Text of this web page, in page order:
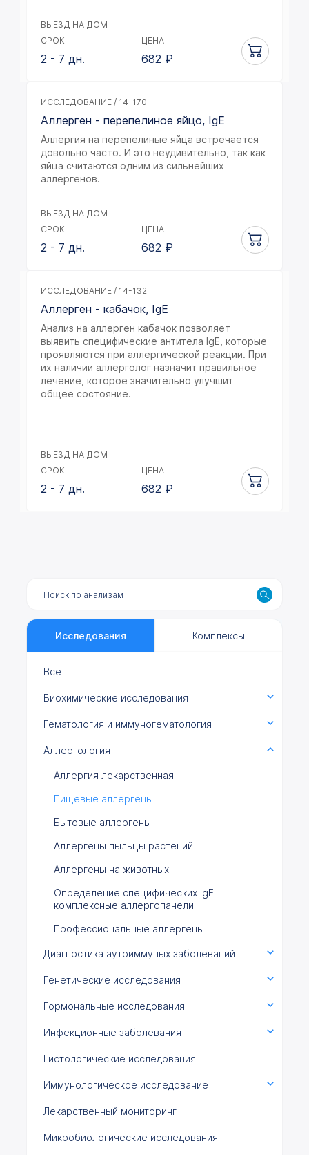
ВЫЕЗД НА ДОМ
СРОК
2 - 7 дн.
ЦЕНА
682 ₽
ИССЛЕДОВАНИЕ / 14-170
Аллерген - перепелиное яйцо, IgE
Аллергия на перепелиные яйца встречается
довольно часто. И это неудивительно, так как
яйца считаются одним из сильнейших
аллергенов.
ВЫЕЗД НА ДОМ
СРОК
2 - 7 дн.
ЦЕНА
682 ₽
ИССЛЕДОВАНИЕ / 14-132
Аллерген - кабачок, IgE
Анализ на аллерген кабачок позволяет
выявить специфические антитела IgE, которые
проявляются при аллергической реакции. При
их наличии аллерголог назначит правильное
лечение, которое значительно улучшит
общее состояние.
ВЫЕЗД НА ДОМ
СРОК
2 - 7 дн.
ЦЕНА
682 ₽
Исследования Комплексы
Все
Биохимические исследования
Гематология и иммуногематология
Аллергология
Аллергия лекарственная
Пищевые аллергены
Бытовые аллергены
Аллергены пыльцы растений
Аллергены на животных
Определение специфических IgE:
комплексные аллергопанели
Профессиональные аллергены
Диагностика аутоиммуных заболеваний
Генетические исследования
Гормональные исследования
Инфекционные заболевания
Гистологические исследования
Иммунологическое исследование
Лекарственный мониторинг
Микробиологические исследования